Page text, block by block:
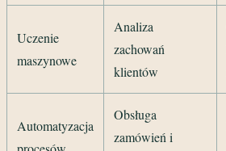
Uczenie
maszynowe
Analiza
zachowań
klientów
Automatyzacja
Obsługa
zamówień i